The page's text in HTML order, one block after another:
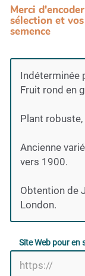
Merci
sélection et
semence
Site Web pour en